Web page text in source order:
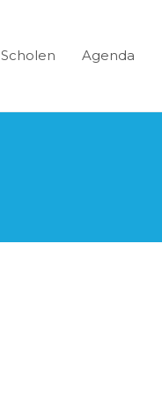
Scholen Agenda